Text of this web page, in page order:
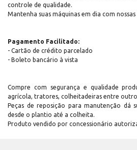
controle de qualidade.
Mantenha suas máquinas em dia com nossas
Pagamento Facilitado:
- Cartão de crédito parcelado
- Boleto bancário à vista
Compre com segurança e qualidade
agrícola, tratores, colheitadeiras entre
Peças de reposição para manutenção dá
desde o plantio até a colheita.
Produto vendido por concessionário